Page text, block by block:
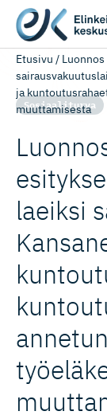
Etusivu /
ja
muuttamisesta
Sosiaaliturva
laeiksi